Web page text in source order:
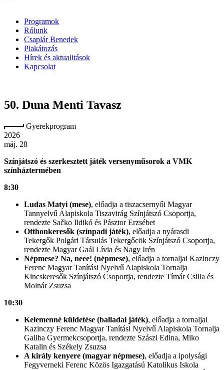
Programok
Rólunk
Csaplár Benedek
Plakátozás
Hírek és aktualitások
Kapcsolat
50. Duna Menti Tavasz
Gyerekprogram
2026
máj. 28
Színjátszó és szerkesztett játék versenyműsorok a VMK
színháztermében
8:30​
Ludas Matyi (mese), előadja a tiszacsernyői Magyar
Tannyelvű Alapiskola Tiszavirág Színjátszó Csoportja,
rendezte Sačko Ildikó és Pásztor Erzsébet
Otthonkeresők (színpadi játék), előadja a nyárasdi
Tekergők Polgári Társulás Tekergőcök Színjátszó Csoportja,
rendezte Magyar Gaál Lívia és Nagy Irén
Népmese? Na, neee! (népmese), előadja a tornaljai Kazinczy
Ferenc Magyar Tanítási Nyelvű Alapiskola Tornalja
Kincskeresők Színjátszó Csoportja, rendezte Tímár Csilla és
Molnár Zsuzsa
10:30
Kelemenné küldetése (balladai játék), előadja a tornaljai
Kazinczy Ferenc Magyar Tanítási Nyelvű Alapiskola Tornalja
Galiba Gyermekcsoportja, rendezte Szászi Edina, Miko
Katalin és Székely Zsuzsa
A király kenyere (magyar népmese), előadja a ipolysági
Fegyverneki Ferenc Közös Igazgatású Katolikus Iskola